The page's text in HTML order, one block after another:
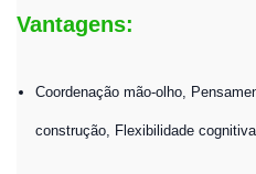
Vantagens:
Coordenação mão-olho,
construção, Flexibilidade